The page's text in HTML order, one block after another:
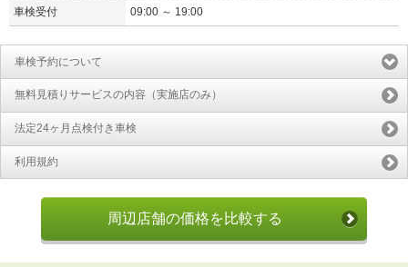
車検受付 09:00 ～ 19:00
車検予約について
無料見積りサービスの内容（実施店のみ）
法定24ヶ月点検付き車検
利用規約
周辺店舗の価格を比較する